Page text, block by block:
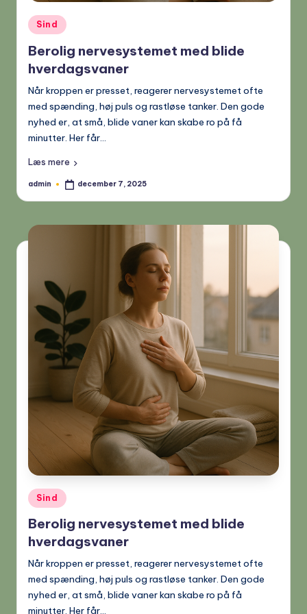
Posted
in
Sind
Berolig nervesystemet med blide
hverdagsvaner
Når kroppen er presset, reagerer nervesystemet ofte
med spænding, høj puls og rastløse tanker. Den gode
nyhed er, at små, blide vaner kan skabe ro på få
minutter. Her får…
Læs mere
Posted
admin december 7, 2025
Posted
in
Sind
Berolig nervesystemet med blide
hverdagsvaner
Når kroppen er presset, reagerer nervesystemet ofte
med spænding, høj puls og rastløse tanker. Den gode
nyhed er, at små, blide vaner kan skabe ro på få
minutter. Her får…